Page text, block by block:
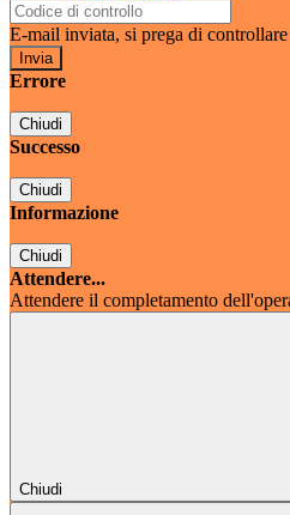
E-mail inviata, si prega di
Errore
Chiudi
Successo
Chiudi
Informazione
Chiudi
Attendere...
Attendere il completamento
Chiudi